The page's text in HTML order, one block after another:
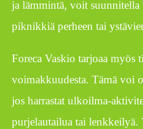
ja lämmintä, voit
piknikkiä perheen tai
Foreca Vaskio tarjoaa myös
voimakkuudesta. Tämä voi
jos harrastat ulkoilma-
purjelautailua tai lenkkeilyä.